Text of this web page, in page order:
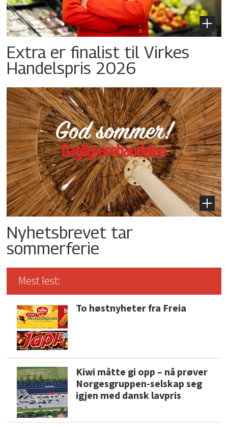
Extra er finalist til Virkes
Handelspris 2026
Nyhetsbrevet tar
sommerferie
Mest lest:
To høstnyheter fra Freia
Kiwi måtte gi opp – nå prøver
Norgesgruppen-selskap seg
igjen med dansk lavpris